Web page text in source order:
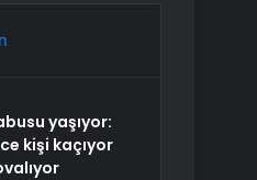
yaşıyor:
kişi kaçıyor